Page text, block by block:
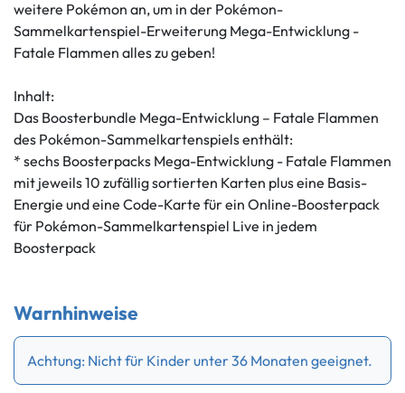
weitere Pokémon an, um in der Pokémon-
Sammelkartenspiel-Erweiterung Mega-Entwicklung -
Fatale Flammen alles zu geben!
Inhalt:
Das Boosterbundle Mega-Entwicklung – Fatale Flammen
des Pokémon-Sammelkartenspiels enthält:
* sechs Boosterpacks Mega-Entwicklung - Fatale Flammen
mit jeweils 10 zufällig sortierten Karten plus eine Basis-
Energie und eine Code-Karte für ein Online-Boosterpack
für Pokémon-Sammelkartenspiel Live in jedem
Boosterpack
Warnhinweise
Achtung: Nicht für Kinder unter 36 Monaten geeignet.